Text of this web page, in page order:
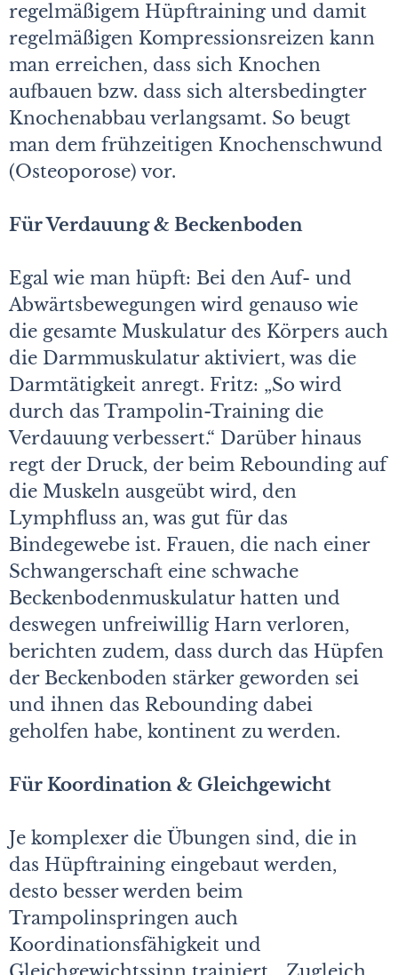
regelmäßigem Hüpftraining und damit
regelmäßigen Kompressionsreizen kann
man erreichen, dass sich Knochen
aufbauen bzw. dass sich altersbedingter
Knochenabbau verlangsamt. So beugt
man dem frühzeitigen Knochenschwund
(Osteoporose) vor.
Für Verdauung & Beckenboden
Egal wie man hüpft: Bei den Auf- und
Abwärtsbewegungen wird genauso wie
die gesamte Muskulatur des Körpers auch
die Darmmuskulatur aktiviert, was die
Darmtätigkeit anregt. Fritz: „So wird
durch das Trampolin-Training die
Verdauung verbessert.“ Darüber hinaus
regt der Druck, der beim Rebounding auf
die Muskeln ausgeübt wird, den
Lymphfluss an, was gut für das
Bindegewebe ist. Frauen, die nach einer
Schwangerschaft eine schwache
Beckenbodenmuskulatur hatten und
deswegen unfreiwillig Harn verloren,
berichten zudem, dass durch das Hüpfen
der Beckenboden stärker geworden sei
und ihnen das Rebounding dabei
geholfen habe, kontinent zu werden.
Für Koordination & Gleichgewicht
Je komplexer die Übungen sind, die in
das Hüpftraining eingebaut werden,
desto besser werden beim
Trampolinspringen auch
Koordinationsfähigkeit und